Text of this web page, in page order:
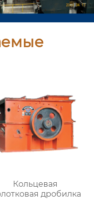
Кольцевая
дробилка